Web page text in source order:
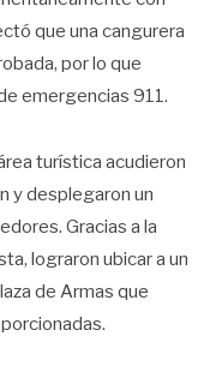
que una cangurera
por lo que
emergencias 911.
turística acudieron
y desplegaron un
Gracias a la
lograron ubicar a un
de Armas que